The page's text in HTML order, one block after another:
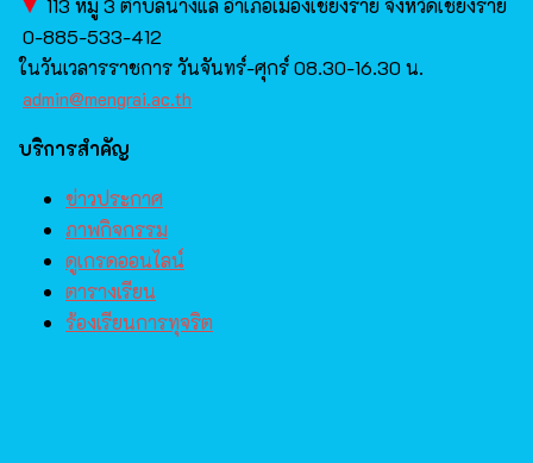
113 หมู่​ 3 ตำบลนางแล​ อำเภอเมืองเชียงราย​ จังหวัด​เชียงราย​
0-885-533-412
ในวันเวลารราชการ​ วันจันทร์-ศุกร์​ 08.30-16.30 น.
admin@mengrai.ac.th
บริการสำคัญ
ข่าวประกาศ
ภาพกิจกรรม
ดูเกรดออนไลน์
ตารางเรียน
ร้องเรียนการทุจริต